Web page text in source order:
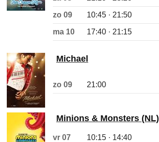
zo 09 10:45 · 21:50
ma 10 17:40 · 21:15
Michael
zo 09 21:00
Minions & Monsters (NL)
vr 07 10:15 · 14:40